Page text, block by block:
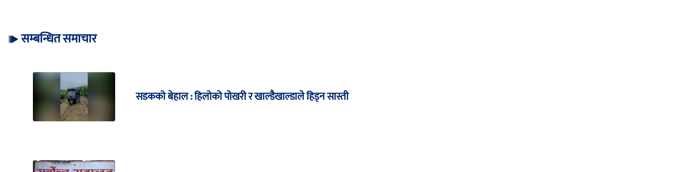
सम्बन्धित समाचार
सडकको बेहाल : हिलोको पोखरी र खाल्डैखाल्डाले हिड्न सास्ती